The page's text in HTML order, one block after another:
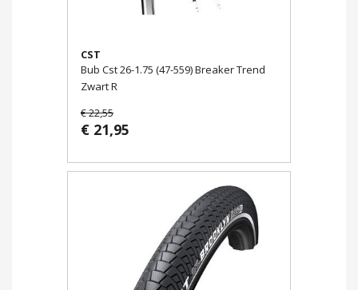
CST
Bub Cst 26-1.75 (47-559) Breaker Trend
Zwart R
€ 22,55
€ 21,95